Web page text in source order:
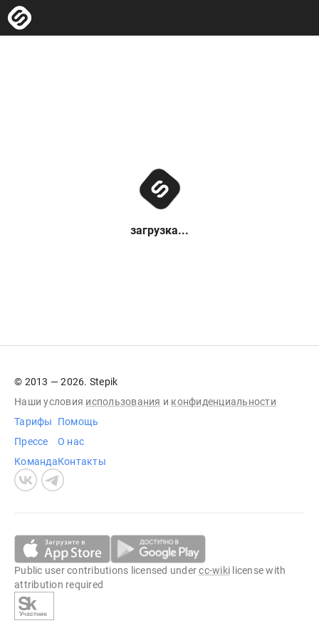
загрузка...
© 2013 — 2026. Stepik
Наши условия использования и конфиденциальности
Тарифы
Прессе
Команда
Помощь
О нас
Контакты
Public user contributions licensed undercc-wiki license with
attribution required